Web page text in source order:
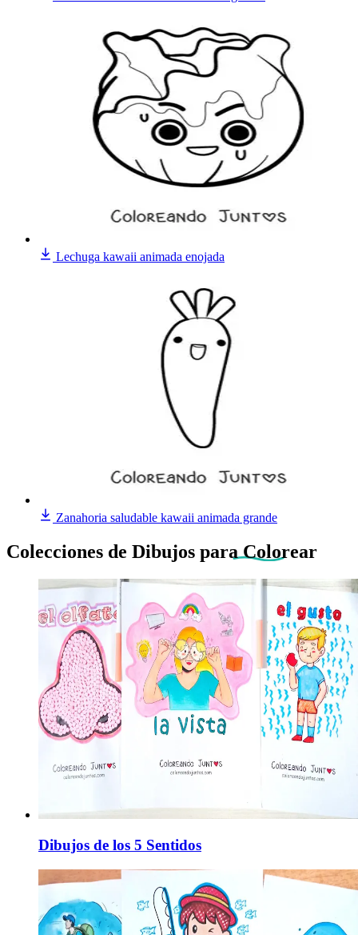
Lechuga kawaii animada enojada
Zanahoria saludable kawaii animada grande
Colecciones de Dibujos para Colorear
Dibujos de los 5 Sentidos